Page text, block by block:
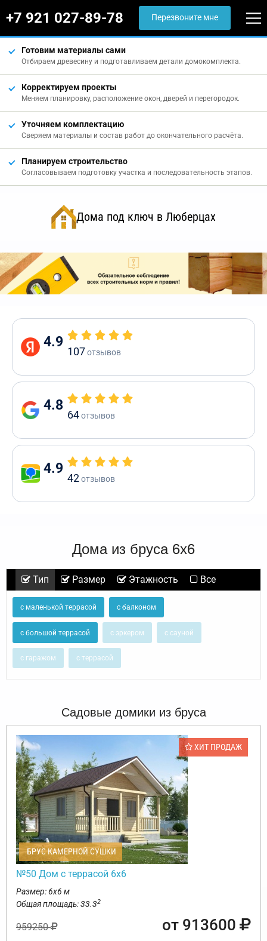
+7 921 027-89-78 Перезвоните мне
Готовим материалы сами
Отбираем древесину и подготавливаем детали домокомплекта.
Корректируем проекты
Меняем планировку, расположение окон, дверей и перегородок.
Уточняем комплектацию
Сверяем материалы и состав работ до окончательного расчёта.
Планируем строительство
Согласовываем подготовку участка и последовательность этапов.
Дома под ключ в Люберцах
4.9
107отзывов
4.8
64отзывов
4.9
42отзывов
Дома из бруса 6х6
Тип Размер Этажность Все
с маленькой террасой с балконом
с большой террасой с эркером с сауной
с гаражом с террасой
Садовые домики из бруса
ХИТ ПРОДАЖ
БРУС КАМЕРНОЙ СУШКИ
№50 Дом с террасой 6х6
Размер: 6х6 м
Общая площадь: 33.32
959250 от 913600